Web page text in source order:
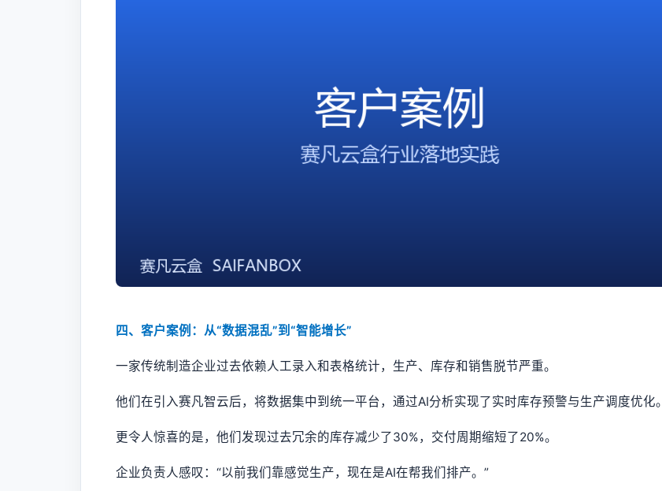
四、客户案例：从“数据混乱”到“智能增长”
一家传统制造企业过去依赖人工录入和表格统计，生产、库存和销售脱节严重。
他们在引入赛凡智云后，将数据集中到统一平台，通过AI分析实现了实时库存预警与生产调度优化。
更令人惊喜的是，他们发现过去冗余的库存减少了30%，交付周期缩短了20%。
企业负责人感叹：“以前我们靠感觉生产，现在是AI在帮我们排产。”